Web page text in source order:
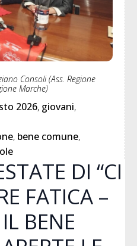
Consoli (Ass. Regione
Marche)
2026 giovani
bene comune
DI “CI
FATICA –
BENE